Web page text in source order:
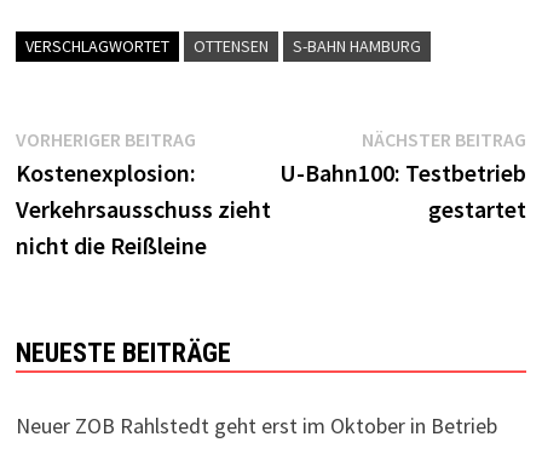
VERSCHLAGWORTET OTTENSEN S-BAHN HAMBURG
Beitragsnavigation
VORHERIGER BEITRAGVorheriger
Beitrag:
Kostenexplosion:
Verkehrsausschuss zieht
nicht die Reißleine
NÄCHSTER BEITRAG
U-Bahn100: Testbetrieb
gestartet
NEUESTE BEITRÄGE
Neuer ZOB Rahlstedt geht erst im Oktober in Betrieb